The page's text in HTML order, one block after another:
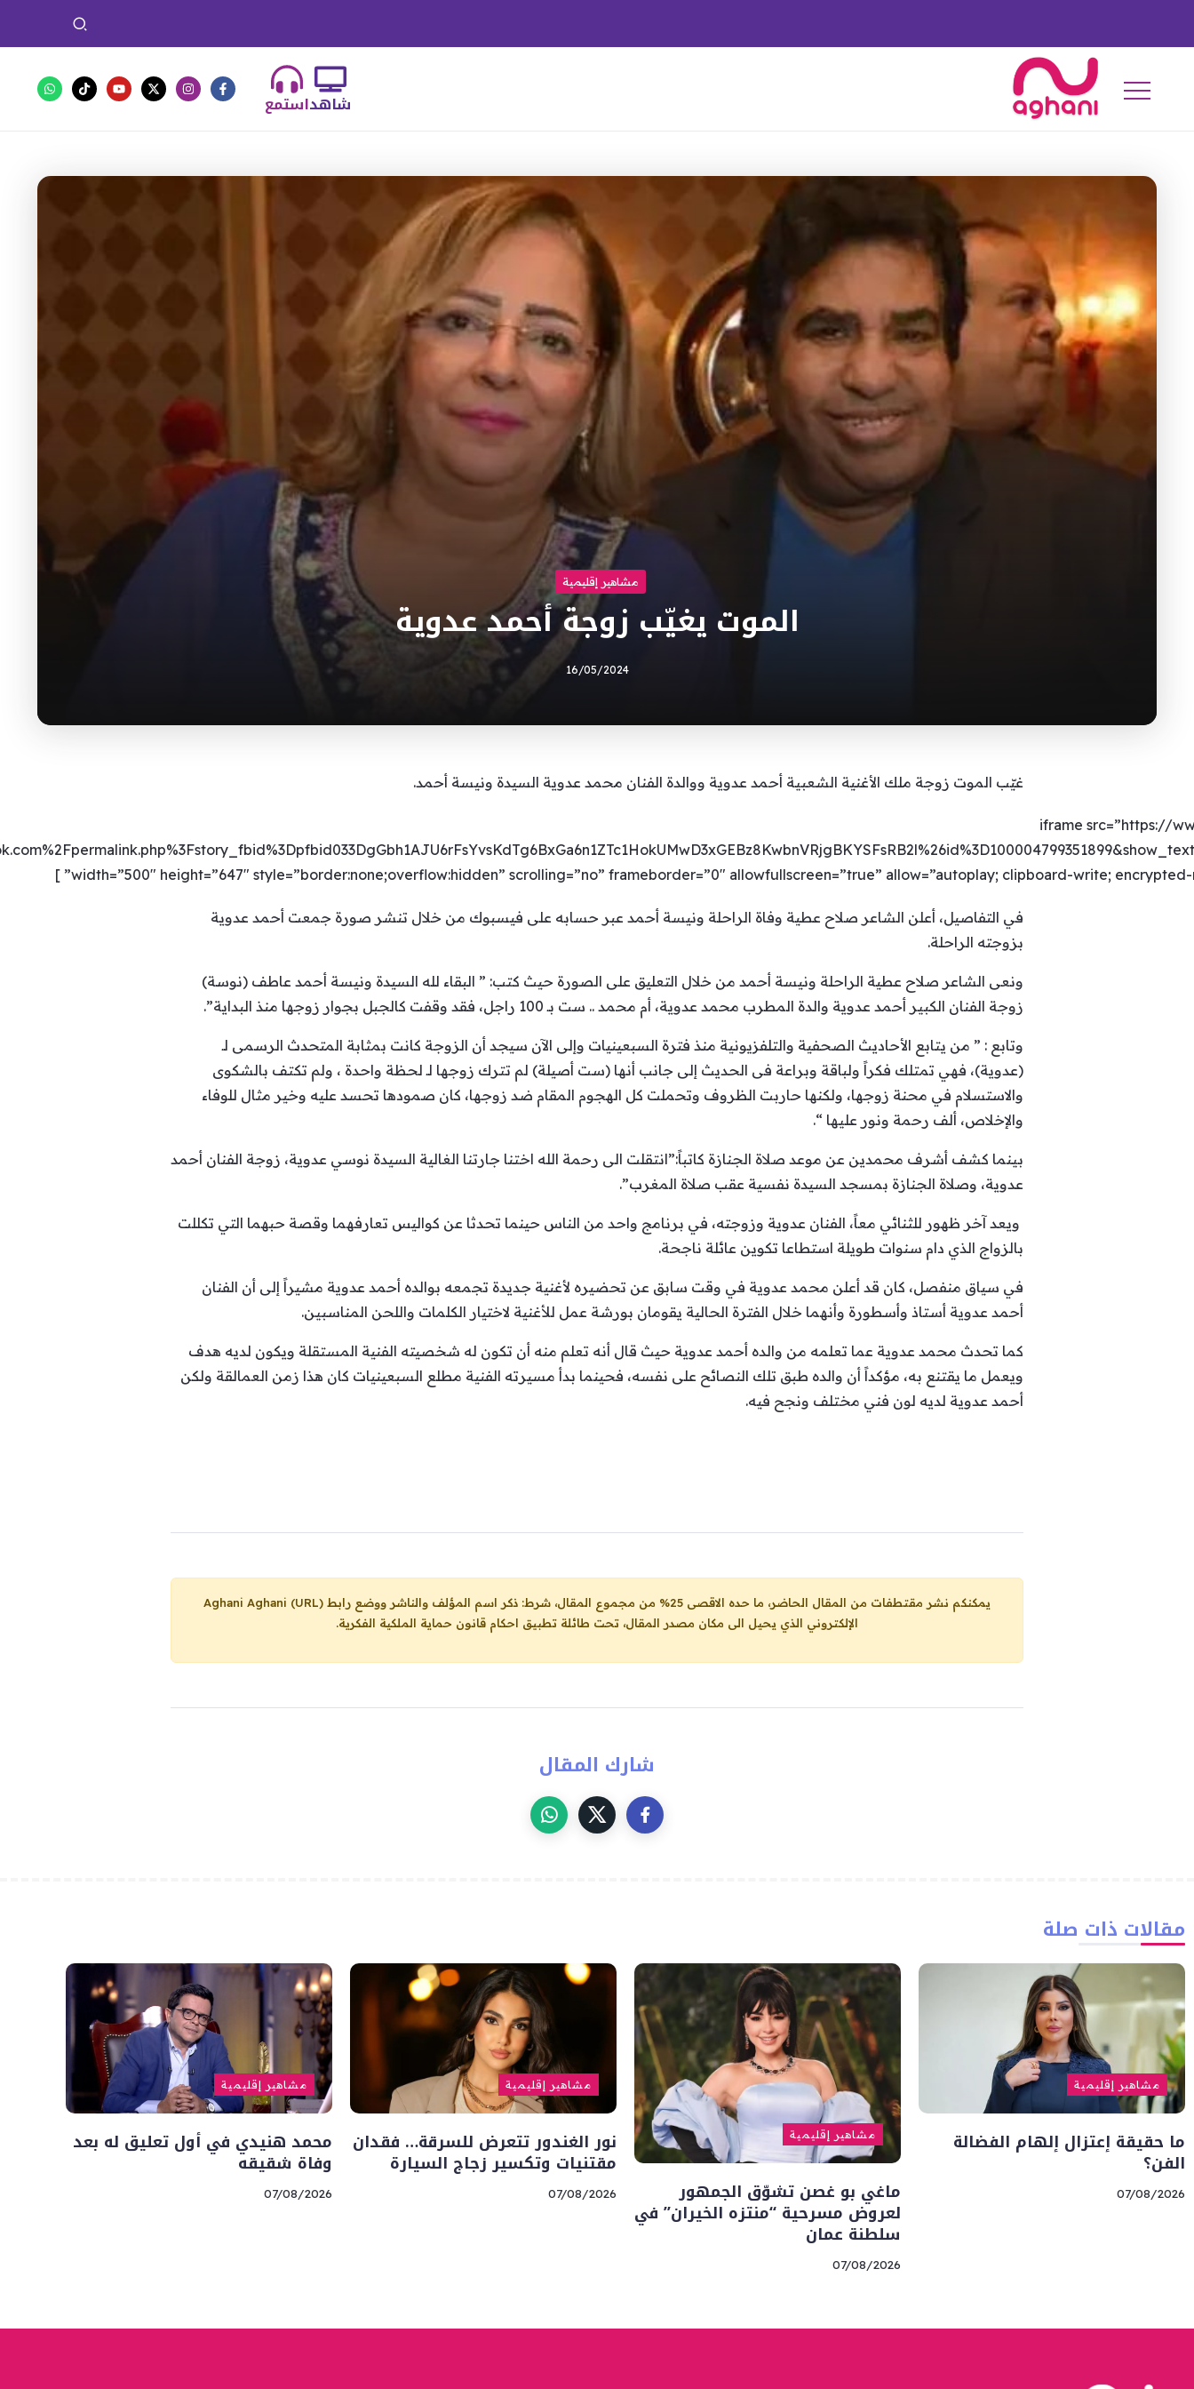
استمعشاهد
مشاهير إقليمية
الموت يغيّب زوجة أحمد عدوية
16/05/2024
غيّب الموت زوجة ملك الأغنية الشعبية أحمد عدوية ووالدة الفنان محمد عدوية السيدة ونيسة أحمد.
[iframe src=”https://
width=”500″ height=”647″ style=”border:none;overflow:hidden” scrolling=”no” frameborder=”0″ allowfullscreen=”true” allow=”autoplay; clipboard-write; encrypted-
في التفاصيل، أعلن الشاعر صلاح عطية وفاة الراحلة ونيسة أحمد عبر حسابه على فيسبوك من خلال تنشر صورة جمعت أحمد عدوية
بزوجته الراحلة.
ونعى الشاعر صلاح عطية الراحلة ونيسة أحمد من خلال التعليق على الصورة حيث كتب: ” البقاء لله السيدة ونيسة أحمد عاطف (نوسة)
زوجة الفنان الكبير أحمد عدوية والدة المطرب محمد عدوية، أم محمد .. ست بـ 100 راجل، فقد وقفت كالجبل بجوار زوجها منذ البداية”.
وتابع : ” من يتابع الأحاديث الصحفية والتلفزيونية منذ فترة السبعينيات وإلى الآن سيجد أن الزوجة كانت بمثابة المتحدث الرسمى لـ
(عدوية)، فهي تمتلك فكراً ولباقة وبراعة فى الحديث إلى جانب أنها (ست أصيلة) لم تترك زوجها لـ لحظة واحدة ، ولم تكتف بالشكوى
والاستسلام في محنة زوجها، ولكنها حاربت الظروف وتحملت كل الهجوم المقام ضد زوجها، كان صمودها تحسد عليه وخير مثال للوفاء
والإخلاص، ألف رحمة ونور عليها “.
بينما كشف أشرف محمدين عن موعد صلاة الجنازة كاتباً:”انتقلت الى رحمة الله اختنا جارتنا الغالية السيدة نوسي عدوية، زوجة الفنان أحمد
عدوية، وصلاة الجنازة بمسجد السيدة نفسية عقب صلاة المغرب”.
ويعد آخر ظهور للثنائي معاً، الفنان عدوية وزوجته، في برنامج واحد من الناس حينما تحدثا عن كواليس تعارفهما وقصة حبهما التي تكللت
بالزواج الذي دام سنوات طويلة استطاعا تكوين عائلة ناجحة.
في سياق منفصل، كان قد أعلن محمد عدوية في وقت سابق عن تحضيره لأغنية جديدة تجمعه بوالده أحمد عدوية مشيراً إلى أن الفنان
أحمد عدوية أستاذ وأسطورة وأنهما خلال الفترة الحالية يقومان بورشة عمل للأغنية لاختيار الكلمات واللحن المناسبين.
كما تحدث محمد عدوية عما تعلمه من والده أحمد عدوية حيث قال أنه تعلم منه أن تكون له شخصيته الفنية المستقلة ويكون لديه هدف
ويعمل ما يقتنع به، مؤكداً أن والده طبق تلك النصائح على نفسه، فحينما بدأ مسيرته الفنية مطلع السبعينيات كان هذا زمن العمالقة ولكن
أحمد عدوية لديه لون فني مختلف ونجح فيه.
يمكنكم نشر مقتطفات من المقال الحاضر، ما حده الاقصى 25% من مجموع المقال، شرط: ذكر اسم المؤلف والناشر ووضع رابط
Aghani Aghani (URL)
الإلكتروني الذي يحيل الى مكان مصدر المقال، تحت طائلة تطبيق احكام قانون حماية الملكية الفكرية.
شارك المقال
مقالات ذات صلة
مشاهير إقليمية
ما حقيقة إعتزال إلهام الفضالة
الفن؟
07/08/2026
مشاهير إقليمية
ماغي بو غصن تشوّق الجمهور
لعروض مسرحية “منتزه الخيران” في
سلطنة عمان
07/08/2026
مشاهير إقليمية
نور الغندور تتعرض للسرقة… فقدان
مقتنيات وتكسير زجاج السيارة
07/08/2026
مشاهير إقليمية
محمد هنيدي في أول تعليق له بعد
وفاة شقيقه
07/08/2026